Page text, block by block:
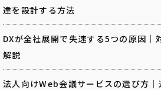
達を設計する方法
DXが全社展開で失速する5つの原因｜
解説
法人向けWeb会議サービスの選び方